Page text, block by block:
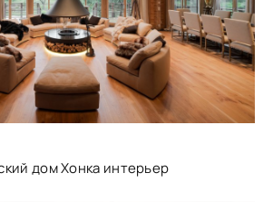
дом Хонка интерьер